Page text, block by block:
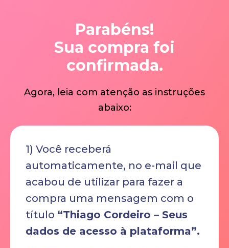
Parabéns!
Sua compra foi
confirmada.
Agora, leia com atenção as instruções
abaixo:
1) Você receberá
automaticamente, no e-mail que
acabou de utilizar para fazer a
compra uma mensagem com o
título “Thiago Cordeiro – Seus
dados de acesso à plataforma”.